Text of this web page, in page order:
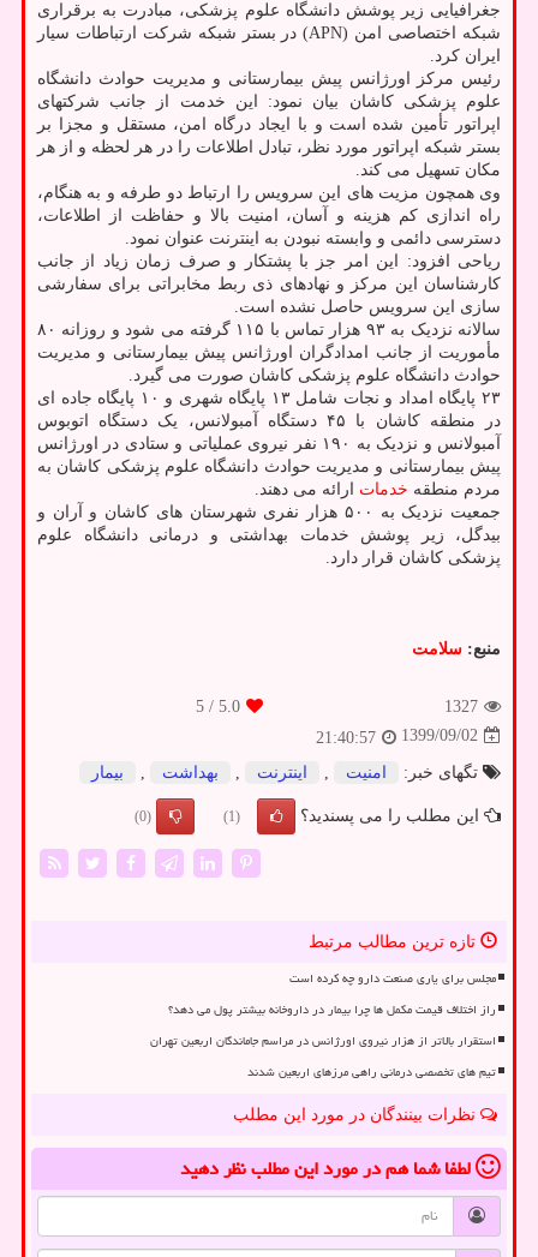
جغرافیایی زیر پوشش دانشگاه علوم پزشکی، مبادرت به برقراری
شبکه اختصاصی امن (APN) در بستر شبکه شرکت ارتباطات سیار
ایران کرد.
رئیس مرکز اورژانس پیش بیمارستانی و مدیریت حوادث دانشگاه
علوم پزشکی کاشان بیان نمود: این خدمت از جانب شرکتهای
اپراتور تأمین شده است و با ایجاد درگاه امن، مستقل و مجزا بر
بستر شبکه اپراتور مورد نظر، تبادل اطلاعات را در هر لحظه و از هر
مکان تسهیل می کند.
وی همچون مزیت های این سرویس را ارتباط دو طرفه و به هنگام،
راه اندازی کم هزینه و آسان، امنیت بالا و حفاظت از اطلاعات،
دسترسی دائمی و وابسته نبودن به اینترنت عنوان نمود.
ریاحی افزود: این امر جز با پشتکار و صرف زمان زیاد از جانب
کارشناسان این مرکز و نهادهای ذی ربط مخابراتی برای سفارشی
سازی این سرویس حاصل نشده است.
سالانه نزدیک به ۹۳ هزار تماس با ۱۱۵ گرفته می شود و روزانه ۸۰
مأموریت از جانب امدادگران اورژانس پیش بیمارستانی و مدیریت
حوادث دانشگاه علوم پزشکی کاشان صورت می گیرد.
۲۳ پایگاه امداد و نجات شامل ۱۳ پایگاه شهری و ۱۰ پایگاه جاده ای
در منطقه کاشان با ۴۵ دستگاه آمبولانس، یک دستگاه اتوبوس
آمبولانس و نزدیک به ۱۹۰ نفر نیروی عملیاتی و ستادی در اورژانس
پیش بیمارستانی و مدیریت حوادث دانشگاه علوم پزشکی کاشان به
مردم منطقه خدمات ارائه می دهند.
جمعیت نزدیک به ۵۰۰ هزار نفری شهرستان های کاشان و آران و
بیدگل، زیر پوشش خدمات بهداشتی و درمانی دانشگاه علوم
پزشکی کاشان قرار دارد.
منبع: سلامت
1327
5.0
/ 5
1399/09/02
21:40:57
تگهای خبر:
امنیت اینترنت بهداشت بیمار
این مطلب را می پسندید؟ (1)
(0)
تازه ترین مطالب مرتبط
مجلس برای یاری صنعت دارو چه کرده است
راز اختلاف قیمت مکمل ها چرا بیمار در داروخانه بیشتر پول می دهد؟
استقرار بالاتر از هزار نیروی اورژانس در مراسم جاماندگان اربعین تهران
تیم های تخصصی درمانی راهی مرزهای اربعین شدند
نظرات بینندگان در مورد این مطلب
لطفا شما همدر مورد این مطلبنظر دهید